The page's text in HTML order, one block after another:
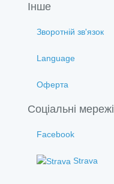
Інше
Зворотній зв'язок
Language
Оферта
Соціальні мережі
Facebook
Strava